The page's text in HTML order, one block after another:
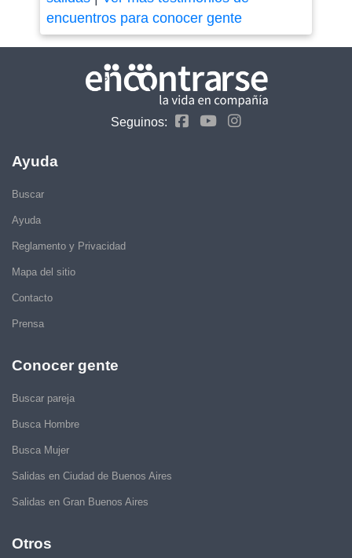
encuentros para conocer gente
Seguinos:
Ayuda
Buscar
Ayuda
Reglamento y Privacidad
Mapa del sitio
Contacto
Prensa
Conocer gente
Buscar pareja
Busca Hombre
Busca Mujer
Salidas en Ciudad de Buenos Aires
Salidas en Gran Buenos Aires
Otros